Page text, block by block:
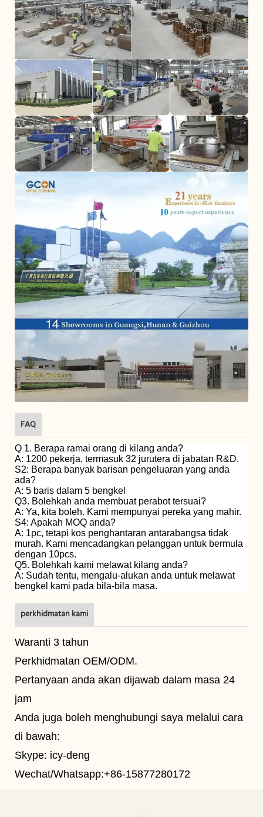
FAQ
Q 1. Berapa ramai orang di kilang anda?
A: 1200 pekerja, termasuk 32 jurutera di jabatan R&D.
S2: Berapa banyak barisan pengeluaran yang anda
ada?
A: 5 baris dalam 5 bengkel
Q3. Bolehkah anda membuat perabot tersuai?
A: Ya, kita boleh. Kami mempunyai pereka yang mahir.
S4: Apakah MOQ anda?
A: 1pc, tetapi kos penghantaran antarabangsa tidak
murah. Kami mencadangkan pelanggan untuk bermula
dengan 10pcs.
Q5. Bolehkah kami melawat kilang anda?
A: Sudah tentu, mengalu-alukan anda untuk melawat
bengkel kami pada bila-bila masa.
perkhidmatan kami
Waranti 3 tahun
Perkhidmatan OEM/ODM.
Pertanyaan anda akan dijawab dalam masa 24
jam
Anda juga boleh menghubungi saya melalui cara
di bawah:
Skype: icy-deng
Wechat/Whatsapp:+86-15877280172